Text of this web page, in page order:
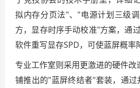
拟内存分页法"、"电源计划三级
方，显存时序手动校准"方案，通
软件重写显存SPD，可使蓝屏概率
专业工作室则采用更激进的硬件改
铺推出的"蓝屏终结者"套装，通